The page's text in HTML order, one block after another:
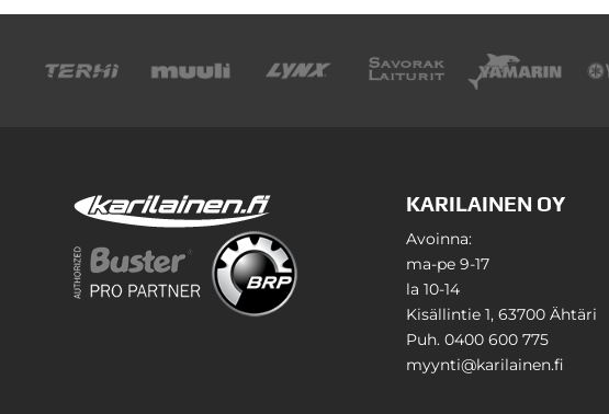
KARILAINEN OY
Avoinna:
ma-pe 9-17
la 10-14
Kisällintie 1, 63700 Ähtäri
Puh. 0400 600 775
myynti@karilainen.fi